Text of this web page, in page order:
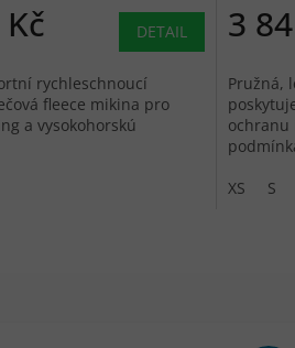
DETAIL
rychleschnoucí
fleece mikina pro
a vysokohorskú
3
Pružná,
ochranu
XS
S